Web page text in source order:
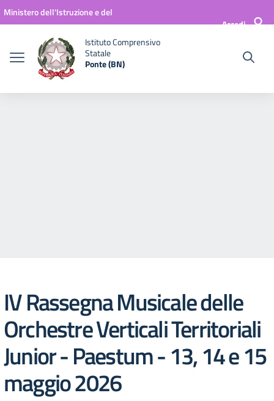
Vai ai contenuti
Vai al menu di navigazione
Vai al footer
Ministero dell'Istruzione e del
Accedi
Istituto Comprensivo
Statale
Ponte (BN)
IV Rassegna Musicale delle
Orchestre Verticali Territoriali
Junior - Paestum - 13, 14 e 15
maggio 2026